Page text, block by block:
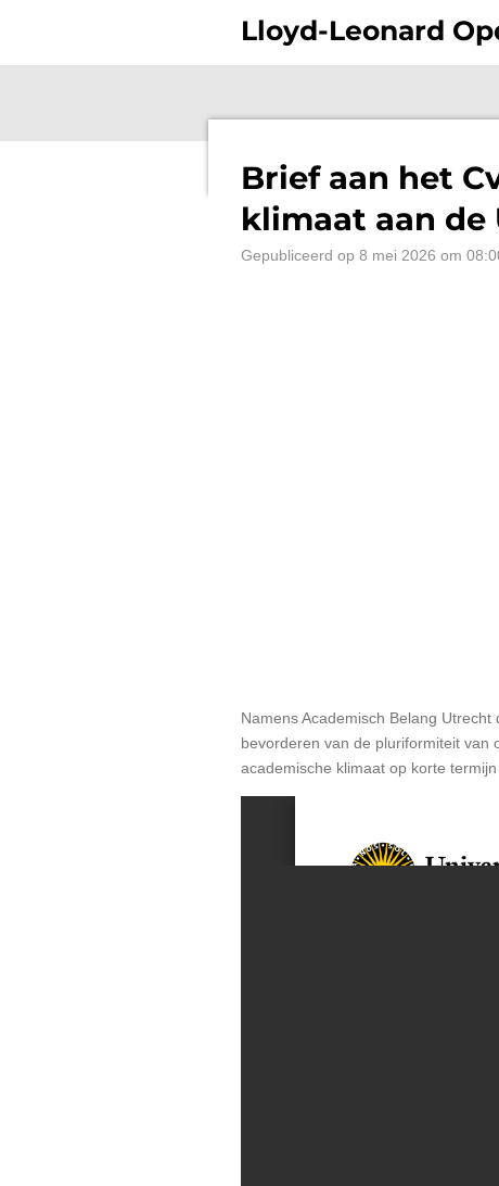
Lloyd-Leonard
Brief aan het
klimaat aan
Gepubliceerd op 8 mei 2026 om
Namens Academisch Belang
bevorderen van de pluriformiteit van
academische klimaat op korte